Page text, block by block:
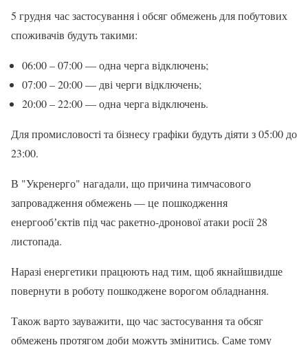
5 грудня час застосування і обсяг обмежень для побутових
споживачів будуть такими:
06:00 – 07:00 — одна черга відключень;
07:00 – 20:00 — дві черги відключень;
20:00 – 22:00 — одна черга відключень.
Для промисловості та бізнесу графіки будуть діяти з 05:00 до
23:00.
В "Укренерго" нагадали, що причина тимчасового
запровадження обмежень — це пошкодження
енергообʼєктів під час ракетно-дронової атаки росії 28
листопада.
Наразі енергетики працюють над тим, щоб якнайшвидше
повернути в роботу пошкоджене ворогом обладнання.
Також варто зауважити, що час застосування та обсяг
обмежень протягом доби можуть змінитись. Саме тому